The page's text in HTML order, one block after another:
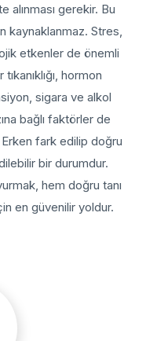
alınması gerekir. Bu
kaynaklanmaz. Stres,
etkenler de önemli
hormon
sigara ve alkol
bağlı faktörler de
fark edilip doğru
bir durumdur.
hem doğru tanı
en güvenilir yoldur.